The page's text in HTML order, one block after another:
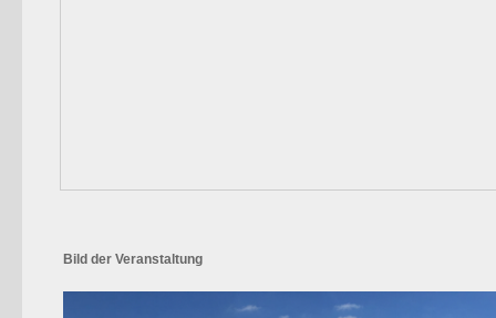
Bild der Veranstaltung